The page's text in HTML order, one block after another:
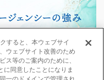
すると、本ウェブサイ
ウェブサイト改善のため
ス等のご案内のために、
同意したことになりま